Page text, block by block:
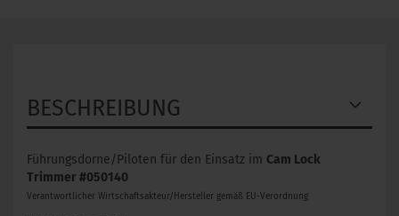
BESCHREIBUNG
Führungsdorne/Piloten für den Einsatz im Cam Lock
Trimmer #050140
Verantwortlicher Wirtschaftsakteur/Hersteller gemäß EU-Verordnung